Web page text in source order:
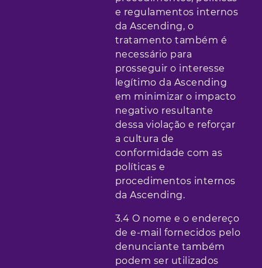
e regulamentos internos
da Ascending, o
tratamento também é
necessário para
prosseguir o interesse
legítimo da Ascending
em minimizar o impacto
negativo resultante
dessa violação e reforçar
a cultura de
conformidade com as
políticas e
procedimentos internos
da Ascending.
3.4 O nome e o endereço
de e-mail fornecidos pelo
denunciante também
podem ser utilizados